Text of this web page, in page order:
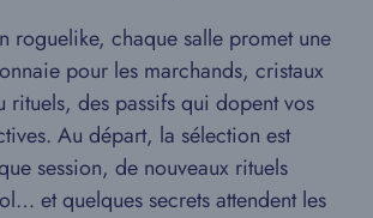
roguelike, chaque salle promet une
pour les marchands, cristaux
rituels, des passifs qui dopent vos
Au départ, la sélection est
session, de nouveaux rituels
et quelques secrets attendent les